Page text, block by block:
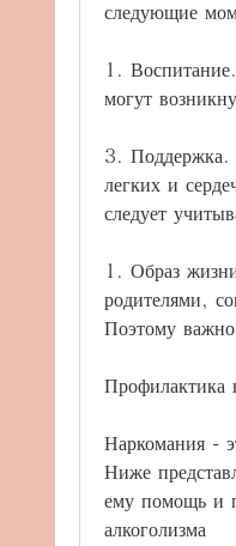
следующие
1.
могут
3. Поддержка.
легких и
следует
1. Образ
родителями,
Поэтому важно
Профилактика
Наркомания -
Ниже
ему помощь и
алкоголизма